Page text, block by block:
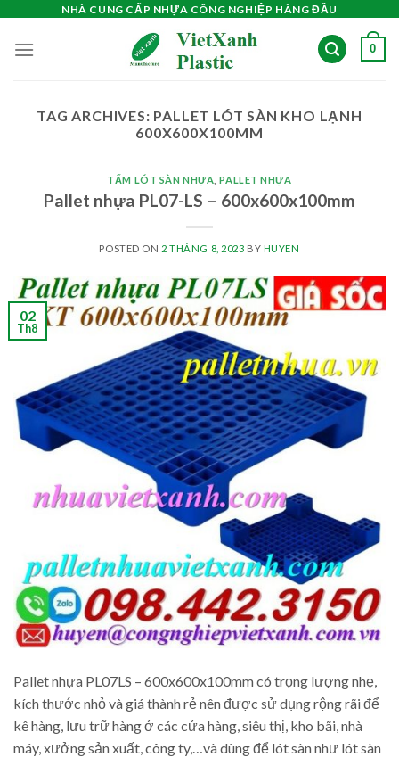
content
NHÀ CUNG CẤP NHỰA CÔNG NGHIỆP HÀNG ĐẦU
0
TAG ARCHIVES: PALLET LÓT SÀN KHO LẠNH
600X600X100MM
TẤM LÓT SÀN NHỰA ,PALLET NHỰA
Pallet nhựa PL07-LS – 600x600x100mm
POSTED ON 2 THÁNG 8, 2023 BY HUYEN
02
Th8
Pallet nhựa PL07LS – 600x600x100mm có trọng lượng nhẹ,
kích thước nhỏ và giá thành rẻ nên được sử dụng rộng rãi để
kê hàng, lưu trữ hàng ở các cửa hàng, siêu thị, kho bãi, nhà
máy, xưởng sản xuất, công ty,…và dùng để lót sàn như lót sàn